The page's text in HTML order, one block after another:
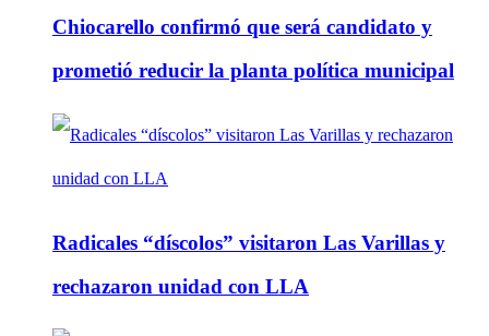
Chiocarello confirmó que será candidato y
prometió reducir la planta política municipal
Radicales “díscolos” visitaron Las Varillas y
rechazaron unidad con LLA